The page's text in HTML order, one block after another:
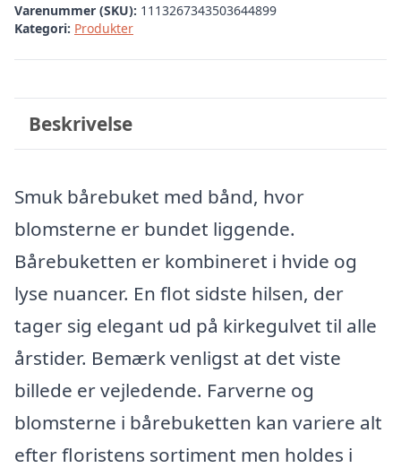
Varenummer (SKU): 1113267343503644899
Kategori: Produkter
Beskrivelse
Smuk bårebuket med bånd, hvor
blomsterne er bundet liggende.
Bårebuketten er kombineret i hvide og
lyse nuancer. En flot sidste hilsen, der
tager sig elegant ud på kirkegulvet til alle
årstider. Bemærk venligst at det viste
billede er vejledende. Farverne og
blomsterne i bårebuketten kan variere alt
efter floristens sortiment men holdes i